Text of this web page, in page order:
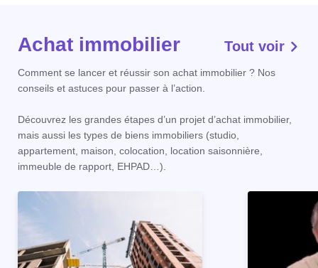
Achat immobilier Tout voir
Comment se lancer et réussir son achat immobilier ? Nos
conseils et astuces pour passer à l’action.
Découvrez les grandes étapes d’un projet d’achat immobilier,
mais aussi les types de biens immobiliers (studio,
appartement, maison, colocation, location saisonnière,
immeuble de rapport, EHPAD…).